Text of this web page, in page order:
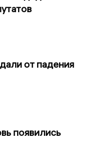
от падения
появились